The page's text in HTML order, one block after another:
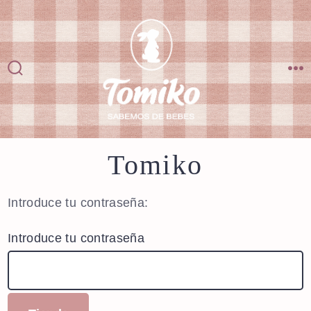
Saltar
al
contenido
Alternar
la
búsqueda
Tomiko
Introduce tu contraseña:
Introduce tu contraseña